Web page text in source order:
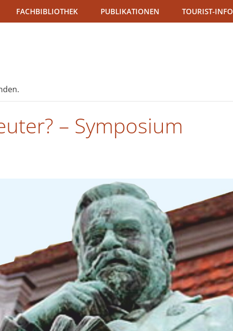
FACHBIBLIOTHEK PUBLIKATIONEN TOURIST-INFO
– Symposium